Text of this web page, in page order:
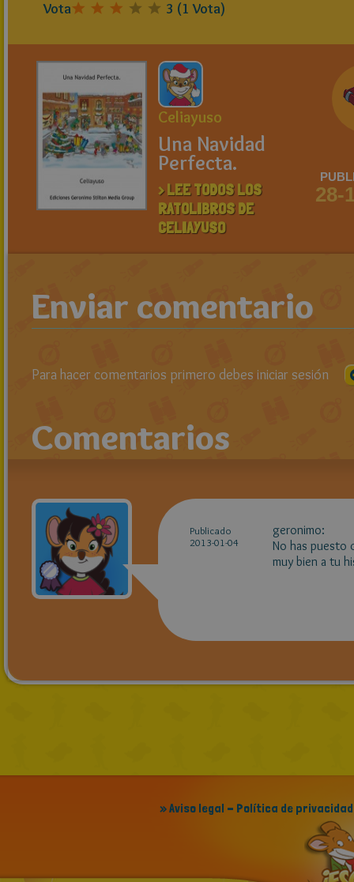
Vota 3 (1 Vota)
Celiayuso
Una Navidad
Perfecta.
> LEE TODOS LOS
RATOLIBROS DE
CELIAYUSO
28-
Enviar comentario
Para hacer comentarios primero debes iniciar sesión
Comentarios
Publicado
2013-01-04
geronimo:
No has puesto
muy bien a tu
» Aviso legal - Política de privacidad